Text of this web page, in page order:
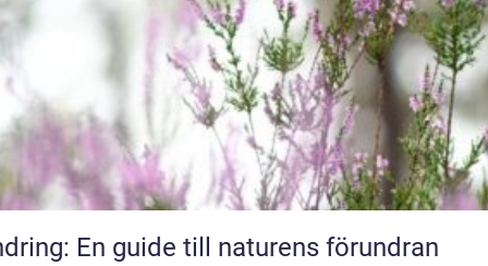
En guide till naturens förundran